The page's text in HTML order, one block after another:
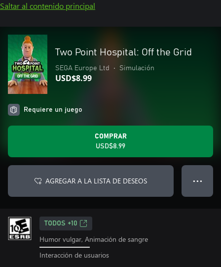
Saltar al contenido principal
Two Point Hospital: Off the Grid
SEGA Europe Ltd • Simulación
USD$8.99
Requiere un juego
COMPRAR
USD$8.99
AGREGAR A LA LISTA DE DESEOS ● ● ●
TODOS +10
Humor vulgar, Animación de sangre
Interacción de usuarios